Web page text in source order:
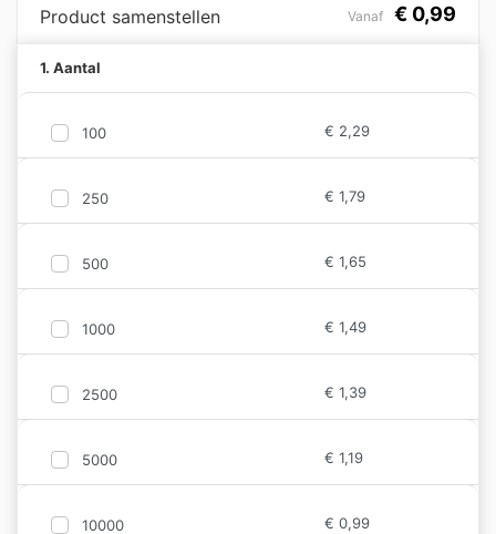
Product samenstellen Vanaf € 0,99
1. Aantal
100 € 2,29
250 € 1,79
500 € 1,65
1000 € 1,49
2500 € 1,39
5000 € 1,19
10000 € 0,99